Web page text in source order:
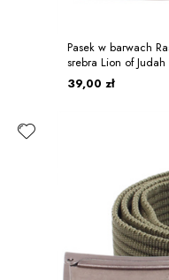
Pasek w barwach
srebra Lion of Judah
39,00 zł